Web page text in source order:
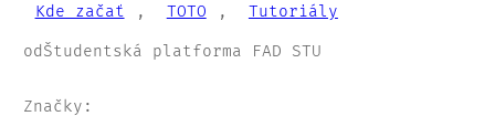
Kde začať , TOTO , Tutoriály
odŠtudentská platforma FAD STU
Značky: